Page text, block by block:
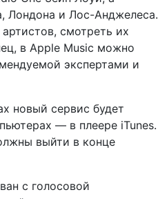
Лондона и Лос-Анджелеса.
смотреть их
в Apple Music можно
экспертами и
новый сервис будет
— в плеере iTunes.
выйти в конце
с голосовой